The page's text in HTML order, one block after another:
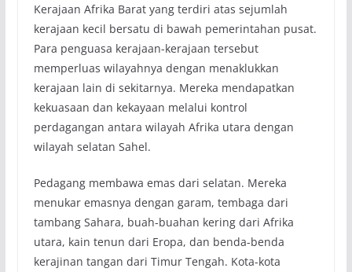
Kerajaan Afrika Barat yang terdiri atas sejumlah
kerajaan kecil bersatu di bawah pemerintahan pusat.
Para penguasa kerajaan-kerajaan tersebut
memperluas wilayahnya dengan menaklukkan
kerajaan lain di sekitarnya. Mereka mendapatkan
kekuasaan dan kekayaan melalui kontrol
perdagangan antara wilayah Afrika utara dengan
wilayah selatan Sahel.
Pedagang membawa emas dari selatan. Mereka
menukar emasnya dengan garam, tembaga dari
tambang Sahara, buah-buahan kering dari Afrika
utara, kain tenun dari Eropa, dan benda-benda
kerajinan tangan dari Timur Tengah. Kota-kota